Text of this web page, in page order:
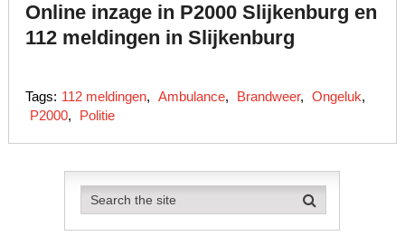
Online inzage in P2000 Slijkenburg en
112 meldingen in Slijkenburg
Tags: 112 meldingen, Ambulance, Brandweer, Ongeluk,
P2000, Politie